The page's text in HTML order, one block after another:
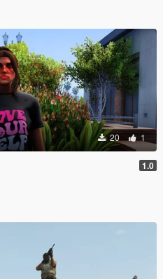
20 1
1.0